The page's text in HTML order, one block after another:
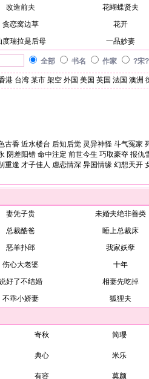
改造前夫 花蝴蝶贤夫
贪恋窝边草 花开
度瑞拉是后母 一品妙妻
全部 书名 作家 ?宋?
港 台湾 某市 架空 外国 美国 英国 法国 澳洲
古香 近水楼台 后知后觉 灵异神怪 斗气冤家
阴差阳错 命中注定 前世今生 巧取豪夺 报仇
重逢 才子佳人 虐恋情深 异国情缘 幻想天开
妻凭子贵 未婚夫绝非善类
总裁酷爸 睡上总裁床
恶羊扑郎 我家妖孽
伤心大老婆 十年
好了不结婚 相妻先吃掉
不乖小娇妻 狐狸夫
寄秋 简璎
典心 米乐
有容 莫颜